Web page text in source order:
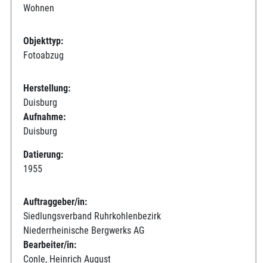
Wohnen
Objekttyp:
Fotoabzug
Herstellung:
Duisburg
Aufnahme:
Duisburg
Datierung:
1955
Auftraggeber/in:
Siedlungsverband Ruhrkohlenbezirk
Niederrheinische Bergwerks AG
Bearbeiter/in:
Conle, Heinrich August